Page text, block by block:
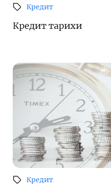
Кредит
Кредит тарихи
Кредит